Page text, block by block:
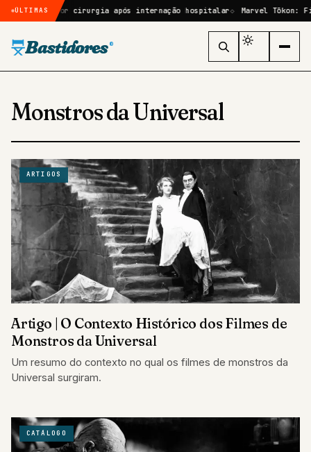
ÚLTIMAS
passará por cirurgia após internação hospitalar Marvel Tōkon:
Bastidores ®
Monstros da Universal
ARTIGOS
Artigo | O Contexto Histórico dos Filmes de
Monstros da Universal
Um resumo do contexto no qual os filmes de monstros da
Universal surgiram.
CATÁLOGO